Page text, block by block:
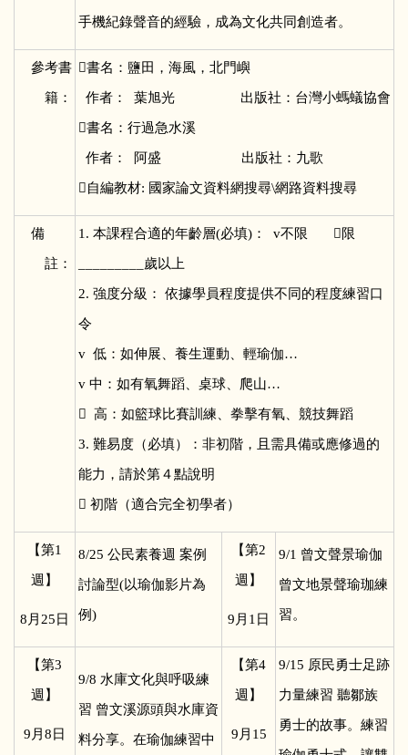
手機紀錄聲音的經驗，成為文化共同創造者。
參考書
籍：
書名：鹽田，海風，北門嶼
作者： 葉旭光 出版社：台灣小螞蟻協會
書名：行過急水溪
作者： 阿盛 出版社：九歌
自編教材: 國家論文資料網搜尋\網路資料搜尋
備
註：
1. 本課程合適的年齡層(必填)： v不限 限
_________歲以上
2. 強度分級： 依據學員程度提供不同的程度練習口
令
v 低：如伸展、養生運動、輕瑜伽…
v 中：如有氧舞蹈、桌球、爬山…
 高：如籃球比賽訓練、拳擊有氧、競技舞蹈
3. 難易度（必填）：非初階，且需具備或應修過的
能力，請於第４點說明
 初階（適合完全初學者）
【第1
週】
8 月25日
8/25 公民素養週 案例
討論型(以瑜伽影片為
例)
【第2
週】
9 月1日
9/1 曾文聲景瑜伽
曾文地景聲瑜珈練
習。
【第3
週】
9 月8日
9/8 水庫文化與呼吸練
習 曾文溪源頭與水庫資
料分享。在瑜伽練習中
【第4
週】
9 月15
9/15 原民勇士足跡
力量練習 聽鄒族
勇士的故事。練習